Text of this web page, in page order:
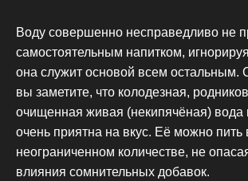
Воду совершенно несправедливо не
самостоятельным напитком,
она служит основой всем остальным.
вы заметите, что колодезная,
очищенная живая (некипячёная) вода
очень приятна на вкус. Её можно пить
неограниченном количестве, не
влияния сомнительных добавок.